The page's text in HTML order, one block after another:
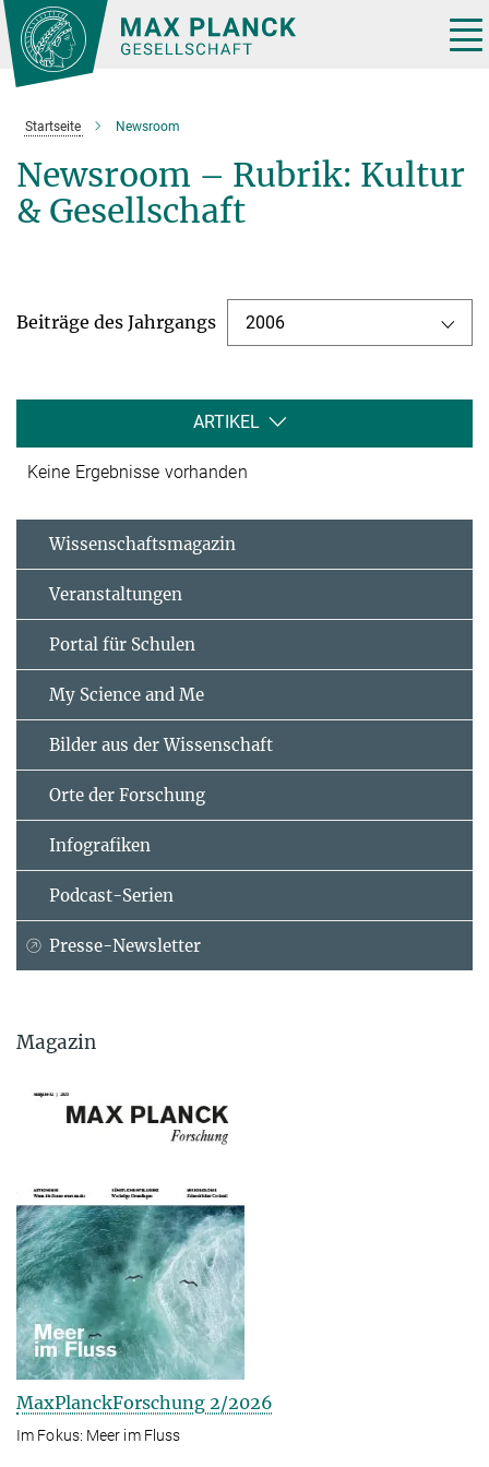
Hauptinhalt
Startseite Newsroom
Newsroom – Rubrik: Kultur
& Gesellschaft
Beiträge des Jahrgangs 2006
ARTIKEL
Keine Ergebnisse vorhanden
Wissenschaftsmagazin
Veranstaltungen
Portal für Schulen
My Science and Me
Bilder aus der Wissenschaft
Orte der Forschung
Infografiken
Podcast-Serien
Presse-Newsletter
Magazin
MaxPlanckForschung 2/2026
Im Fokus: Meer im Fluss